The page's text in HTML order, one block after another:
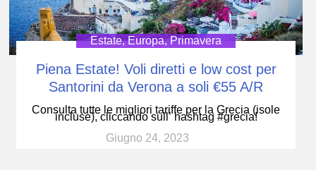
Estate,Europa,Primavera
Piena Estate! Voli diretti e low cost per
Santorini da Verona a soli €55 A/R
Consulta tutte le migliori tariffe per la Grecia (isole
incluse), cliccando sull’ hashtag #grecia!
Giugno 24, 2023